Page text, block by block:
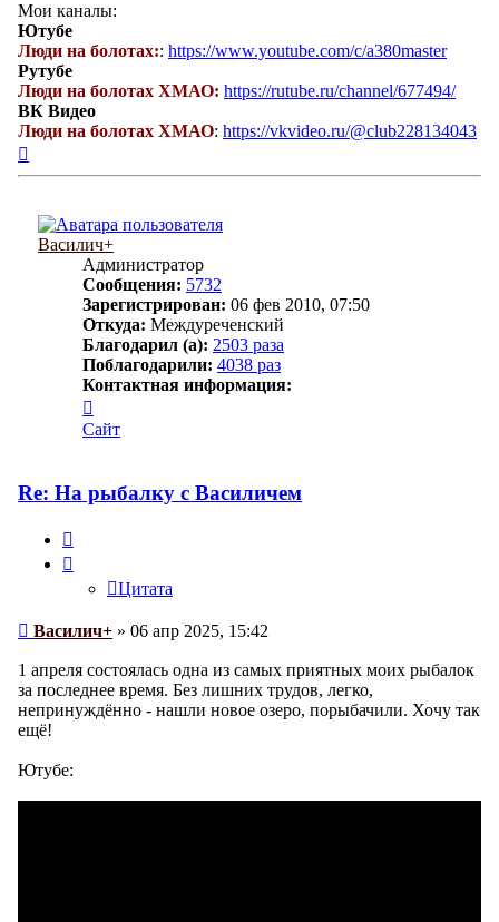
Мои каналы:
Ютубе
Люди на болотах:: https://www.youtube.com/c/a380master
Рутубе
Люди на болотах ХМАО: https://rutube.ru/channel/677494/
ВК Видео
Люди на болотах ХМАО: https://vkvideo.ru/@club228134043
к
Василич+
Администратор
Сообщения: 5732
Зарегистрирован: 06 фев 2010, 07:50
Откуда: Междуреченский
Благодарил (а): 2503 раза
Поблагодарили: 4038 раз
Контактная информация:
информация
Сайт
Re: На рыбалку с Василичем
Цитата
Сообщение
Василич+ » 06 апр 2025, 15:42
1 апреля состоялась одна из самых приятных моих рыбалок
за последнее время. Без лишних трудов, легко,
непринуждённо - нашли новое озеро, порыбачили. Хочу так
ещё!
Ютубе: